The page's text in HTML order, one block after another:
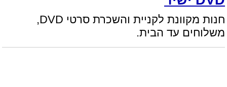
חנות מקוונת לקניית והשכרת סרטי DVD,
משלוחים עד הבית.